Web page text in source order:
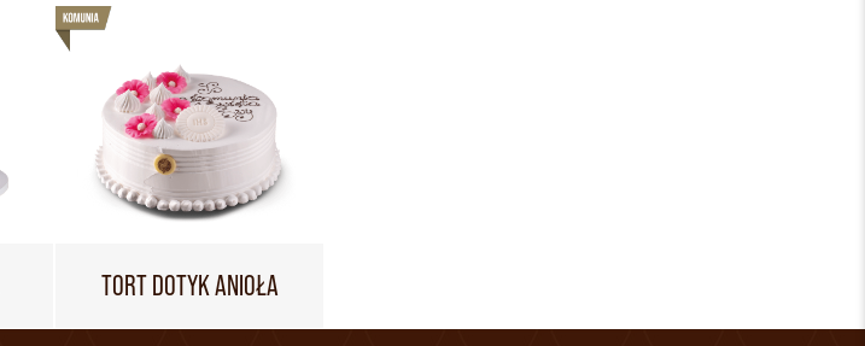
TORT DOTYK ANIOŁA